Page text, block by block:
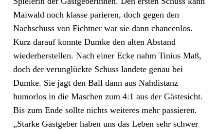
Maiwald noch klasse parieren, doch gegen den
Nachschuss von Fichtner war sie dann chancenlos.
Kurz darauf konnte Dumke den alten Abstand
wiederherstellen. Nach einer Ecke nahm Tinius Maß,
doch der verunglückte Schuss landete genau bei
Dumke. Sie jagt den Ball dann aus Nahdistanz
humorlos in die Maschen zum 4:1 aus der Gästesicht.
Bis zum Ende sollte nichts weiteres mehr passieren.
„Starke Gastgeber haben uns das Leben sehr schwer